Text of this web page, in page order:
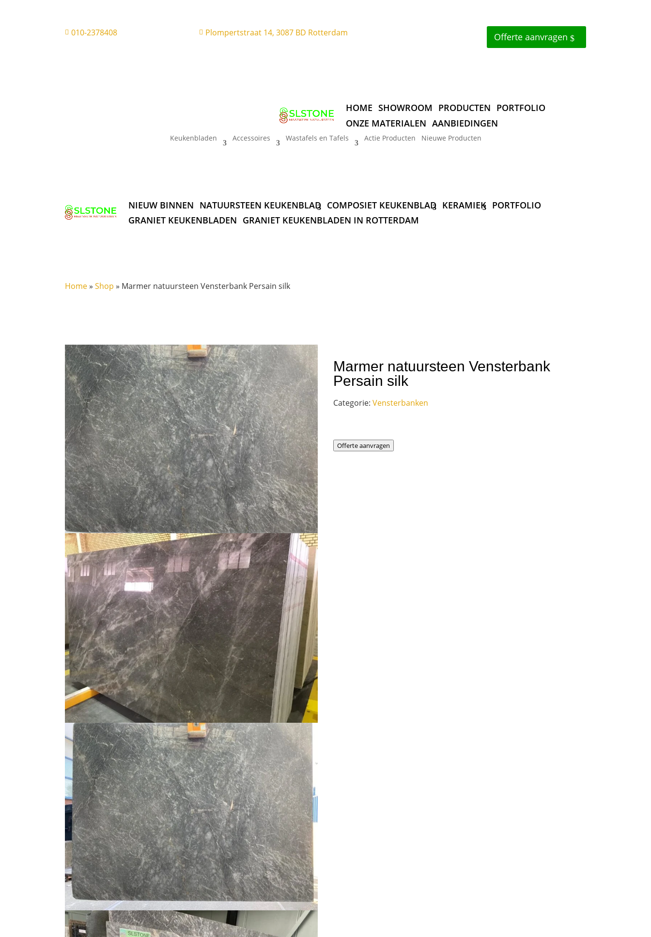
 010-2378408  Plompertstraat 14, 3087 BD Rotterdam Offerte aanvragen
HOME SHOWROOM PRODUCTEN PORTFOLIO
ONZE MATERIALEN AANBIEDINGEN
Keukenbladen Accessoires Wastafels en Tafels Actie Producten Nieuwe Producten
NIEUW BINNEN NATUURSTEEN KEUKENBLAD COMPOSIET KEUKENBLAD KERAMIEK PORTFOLIO
GRANIET KEUKENBLADEN GRANIET KEUKENBLADEN IN ROTTERDAM
Home»Shop » Marmer natuursteen Vensterbank Persain silk
Marmer natuursteen Vensterbank
Persain silk
Categorie: Vensterbanken
Offerte aanvragen